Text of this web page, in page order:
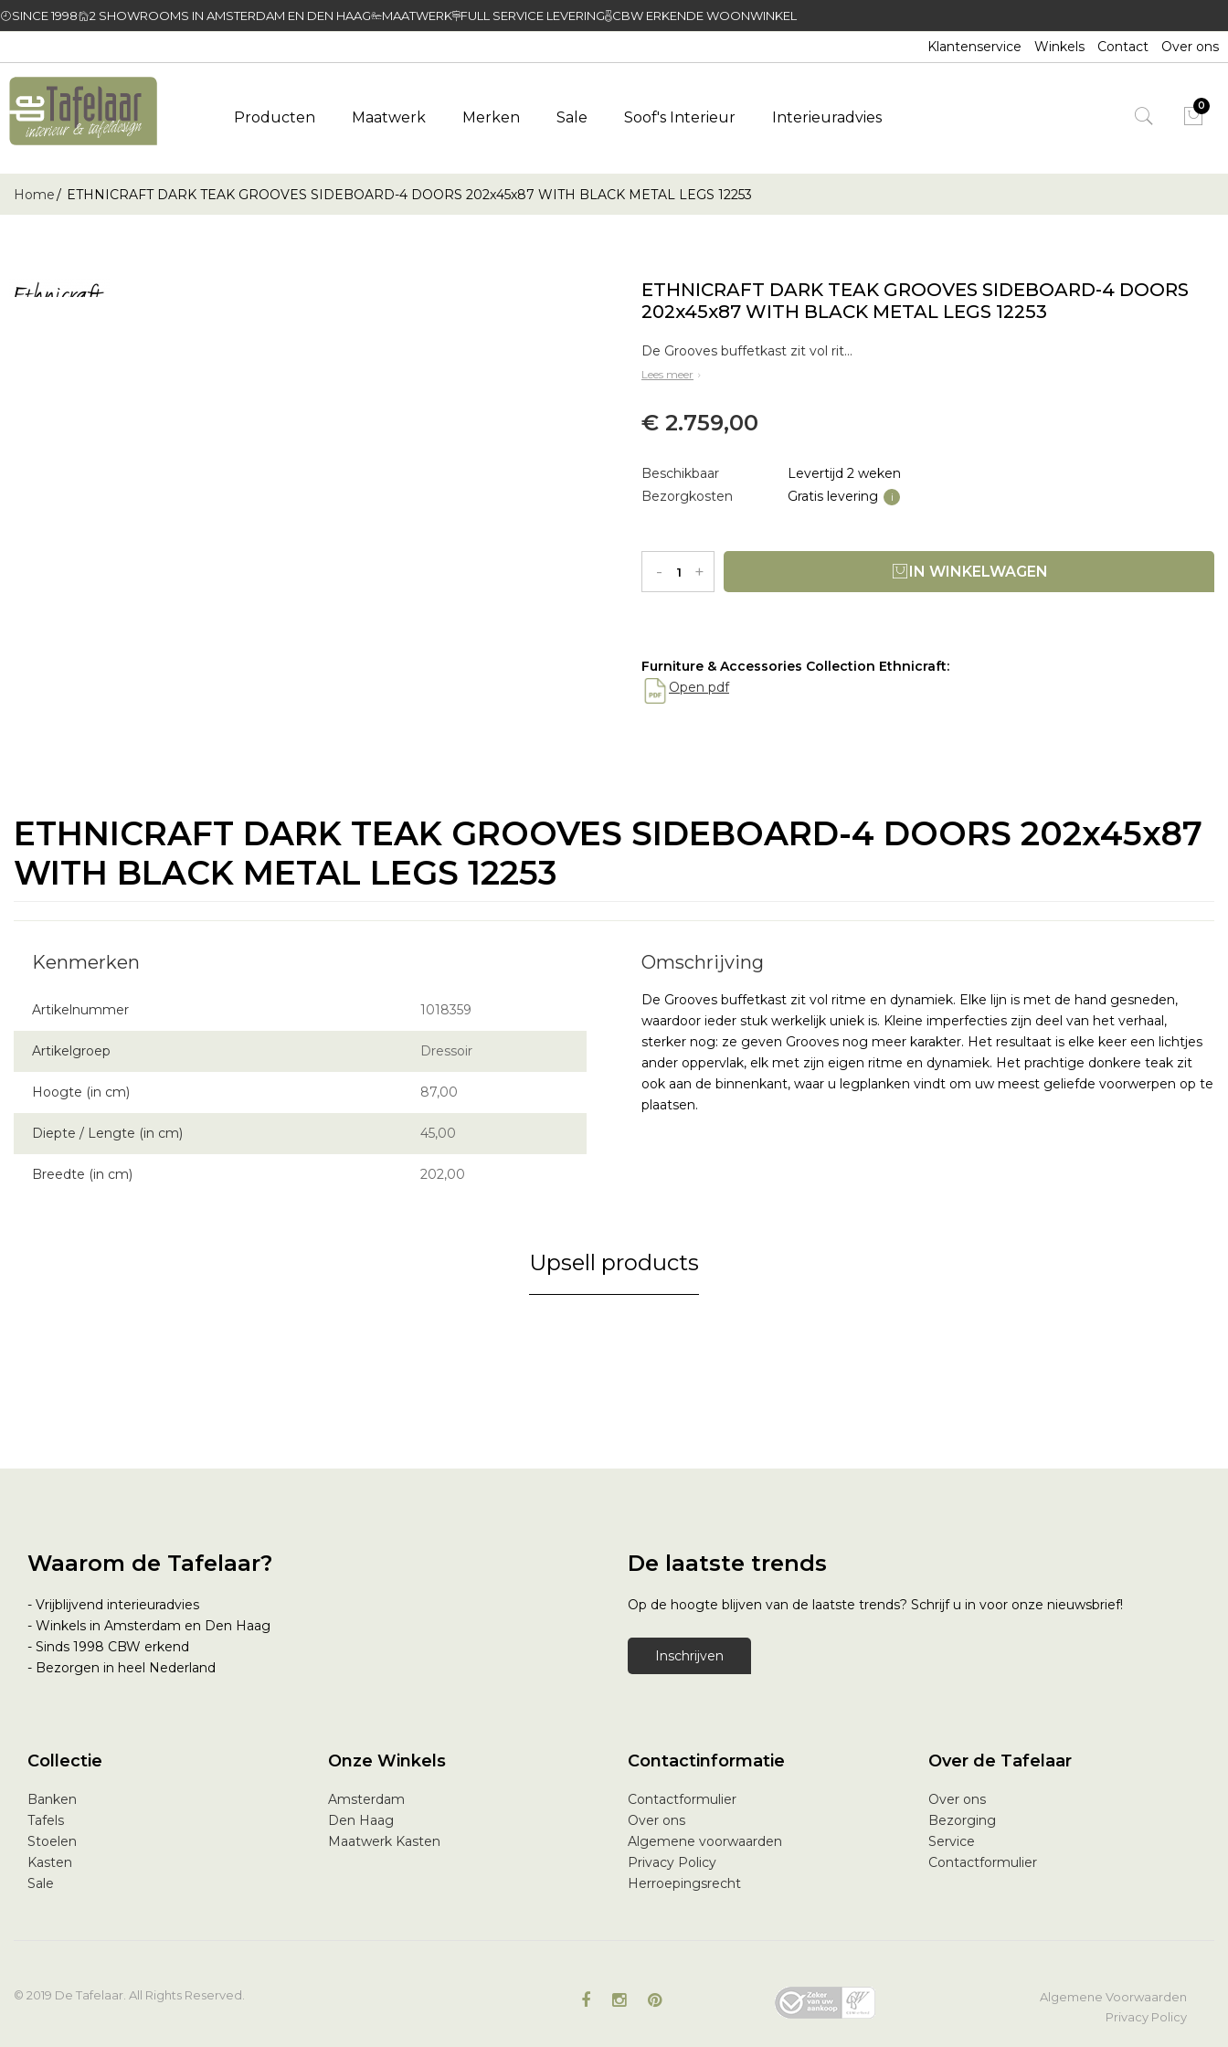
SINCE 1998 2 SHOWROOMS IN AMSTERDAM EN DEN HAAG MAATWERK FULL SERVICE LEVERING CBW ERKENDE WOONWINKEL
Klantenservice Winkels Contact Over ons
Producten Maatwerk Merken Sale Soof's Interieur Interieuradvies
Home ETHNICRAFT DARK TEAK GROOVES SIDEBOARD-4 DOORS 202x45x87 WITH BLACK METAL LEGS 12253
ETHNICRAFT DARK TEAK GROOVES SIDEBOARD-4 DOORS
202x45x87 WITH BLACK METAL LEGS 12253
De Grooves buffetkast zit vol ritme en dynamiek. Elke lijn is met de hand gesneden, waardoor ieder stuk werkelijk uniek is. Kleine imperfecties zijn deel van het verhaal, sterker nog: ze geven Grooves nog meer karakter. Het resultaat is elke keer een lich
Lees meer
€ 2.759,00
Beschikbaar
Levertijd 2 weken
Bezorgkosten
Gratis levering i
- + IN WINKELWAGEN
Furniture & Accessories Collection Ethnicraft:
Open pdf
ETHNICRAFT DARK TEAK GROOVES SIDEBOARD-4 DOORS 202x45x87
WITH BLACK METAL LEGS 12253
De Grooves buffetkast zit vol ritme en dynamiek. Elke lijn is met de hand gesneden,
waardoor ieder stuk werkelijk uniek is. Kleine imperfecties zijn deel van het verhaal,
sterker nog: ze geven Grooves nog meer karakter. Het resultaat is elke keer een lichtjes
ander oppervlak, elk met zijn eigen ritme en dynamiek. Het prachtige donkere teak zit
ook aan de binnenkant, waar u legplanken vindt om uw meest geliefde voorwerpen op te
plaatsen.
Artikelnummer 1018359
Artikelgroep Dressoir
Hoogte (in cm) 87,00
Diepte / Lengte (in cm) 45,00
Breedte (in cm) 202,00
Upsell products
Waarom de Tafelaar?
- Vrijblijvend interieuradvies
- Winkels in Amsterdam en Den Haag
- Sinds 1998 CBW erkend
- Bezorgen in heel Nederland
De laatste trends
Op de hoogte blijven van de laatste trends? Schrijf u in voor onze nieuwsbrief!
Inschrijven
Collectie
Banken
Tafels
Stoelen
Kasten
Sale
Onze Winkels
Amsterdam
Den Haag
Maatwerk Kasten
Contactinformatie
Contactformulier
Over ons
Algemene voorwaarden
Privacy Policy
Herroepingsrecht
Over de Tafelaar
Over ons
Bezorging
Service
Contactformulier
© 2019 De Tafelaar. All Rights Reserved.
Algemene Voorwaarden
Privacy Policy